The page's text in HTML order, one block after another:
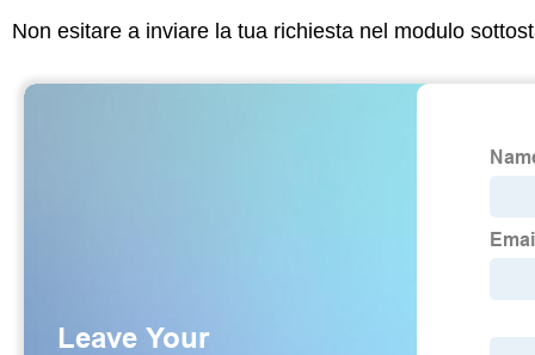
Non esitare a inviare la tua richiesta nel modulo